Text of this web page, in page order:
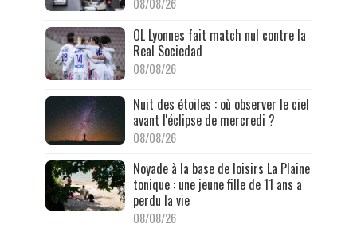
OL Lyonnes fait match nul contre la
Real Sociedad
08/08/26
Nuit des étoiles : où observer le ciel
avant l'éclipse de mercredi ?
08/08/26
Noyade à la base de loisirs La Plaine
tonique : une jeune fille de 11 ans a
perdu la vie
08/08/26